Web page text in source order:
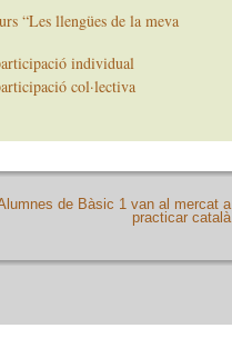
“Les llengües de la meva
individual
col·lectiva
de Bàsic 1 van al mercat a
practicar català